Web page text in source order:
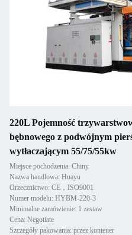
220L Pojemność
bębnowego z podwójnym
wytłaczającym 55/75/55kw
Miejsce pochodzenia: Chiny
Nazwa handlowa: Huayu
Orzecznictwo: CE，ISO9001
Numer modelu: HYBM-220-3
Minimalne zamówienie: 1 zestaw
Cena: Negotiate
Szczegóły pakowania: przez kontener